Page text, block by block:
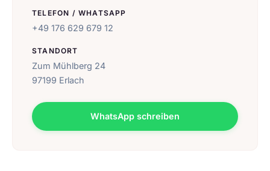
TELEFON / WHATSAPP
+49 176 629 679 12
STANDORT
Zum Mühlberg 24
97199 Erlach
WhatsApp schreiben